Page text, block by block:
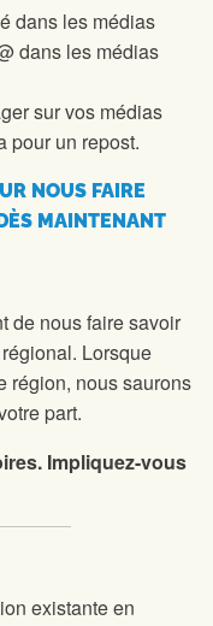
dans les médias
dans les médias
sur vos médias
pour un repost.
NOUS FAIRE
MAINTENANT
de nous faire savoir
Lorsque
région, nous saurons
part.
Impliquez-vous
existante en